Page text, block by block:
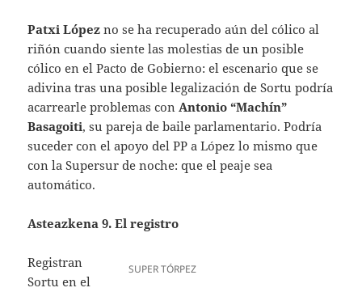
Patxi López no se ha recuperado aún del cólico al
riñón cuando siente las molestias de un posible
cólico en el Pacto de Gobierno: el escenario que se
adivina tras una posible legalización de Sortu podría
acarrearle problemas conAntonio “Machín”
Basagoiti, su pareja de baile parlamentario. Podría
suceder con el apoyo del PP a López lo mismo que
con la Supersur de noche: que el peaje sea
automático.
Asteazkena 9. El registro
SUPER TÓRPEZ
Registran
Sortu en el